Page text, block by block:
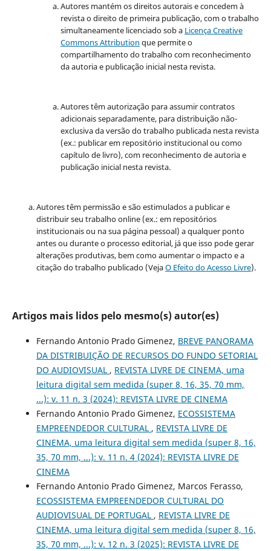
Autores mantém os direitos autorais e concedem à
revista o direito de primeira publicação, com o trabalho
simultaneamente licenciado sob a Licença Creative
Commons Attribution que permite o
compartilhamento do trabalho com reconhecimento
da autoria e publicação inicial nesta revista.
Autores têm autorização para assumir contratos
adicionais separadamente, para distribuição não-
exclusiva da versão do trabalho publicada nesta revista
(ex.: publicar em repositório institucional ou como
capítulo de livro), com reconhecimento de autoria e
publicação inicial nesta revista.
Autores têm permissão e são estimulados a publicar e
distribuir seu trabalho online (ex.: em repositórios
institucionais ou na sua página pessoal) a qualquer ponto
antes ou durante o processo editorial, já que isso pode gerar
alterações produtivas, bem como aumentar o impacto e a
citação do trabalho publicado (VejaO Efeito do Acesso Livre).
Artigos mais lidos pelo mesmo(s) autor(es)
Fernando Antonio Prado Gimenez, BREVE PANORAMA
DA DISTRIBUIÇÃO DE RECURSOS DO FUNDO SETORIAL
DO AUDIOVISUAL , REVISTA LIVRE DE CINEMA, uma
leitura digital sem medida (super 8, 16, 35, 70 mm,
...): v. 11 n. 3 (2024): REVISTA LIVRE DE CINEMA
Fernando Antonio Prado Gimenez, ECOSSISTEMA
EMPREENDEDOR CULTURAL , REVISTA LIVRE DE
CINEMA, uma leitura digital sem medida (super 8, 16,
35, 70 mm, ...): v. 11 n. 4 (2024): REVISTA LIVRE DE
CINEMA
Fernando Antonio Prado Gimenez, Marcos Ferasso,
ECOSSISTEMA EMPREENDEDOR CULTURAL DO
AUDIOVISUAL DE PORTUGAL , REVISTA LIVRE DE
CINEMA, uma leitura digital sem medida (super 8, 16,
35, 70 mm, ...): v. 12 n. 3 (2025): REVISTA LIVRE DE